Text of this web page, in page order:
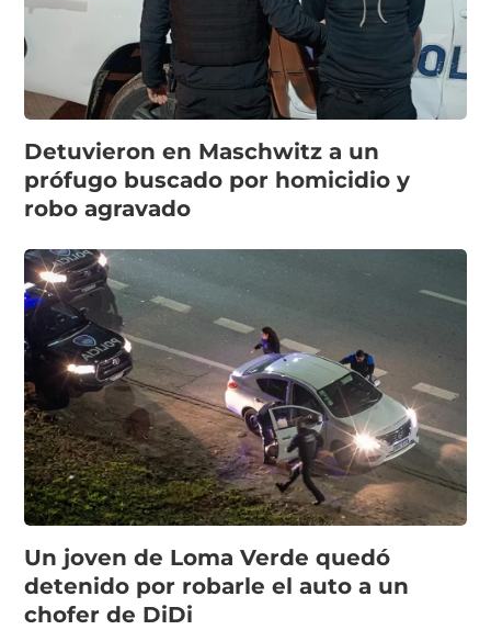
Detuvieron en Maschwitz a un
prófugo buscado por homicidio y
robo agravado
Un joven de Loma Verde quedó
detenido por robarle el auto a un
chofer de DiDi